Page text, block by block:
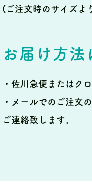
(ご注文時のサイズよ
お届け方法
・佐川急便またはク
・メールでのご注文
ご連絡致します。